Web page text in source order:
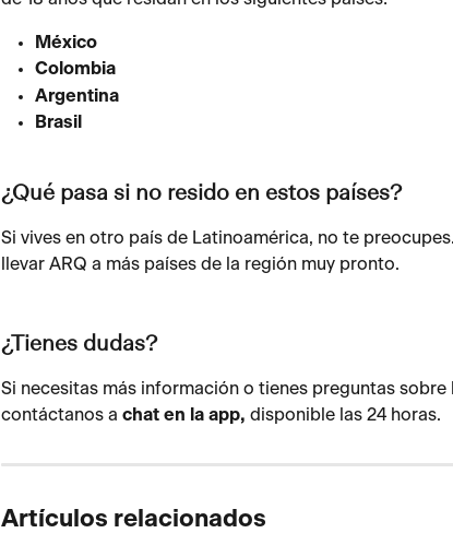
México
Colombia
Argentina
Brasil
¿Qué pasa si no resido en estos países?
Si vives en otro país de Latinoamérica, no te
llevar ARQ a más países de la región muy pronto.
¿Tienes dudas?
Si necesitas más información o tienes preguntas
contáctanos a chat en la app, disponible las 24 horas.
Artículos relacionados